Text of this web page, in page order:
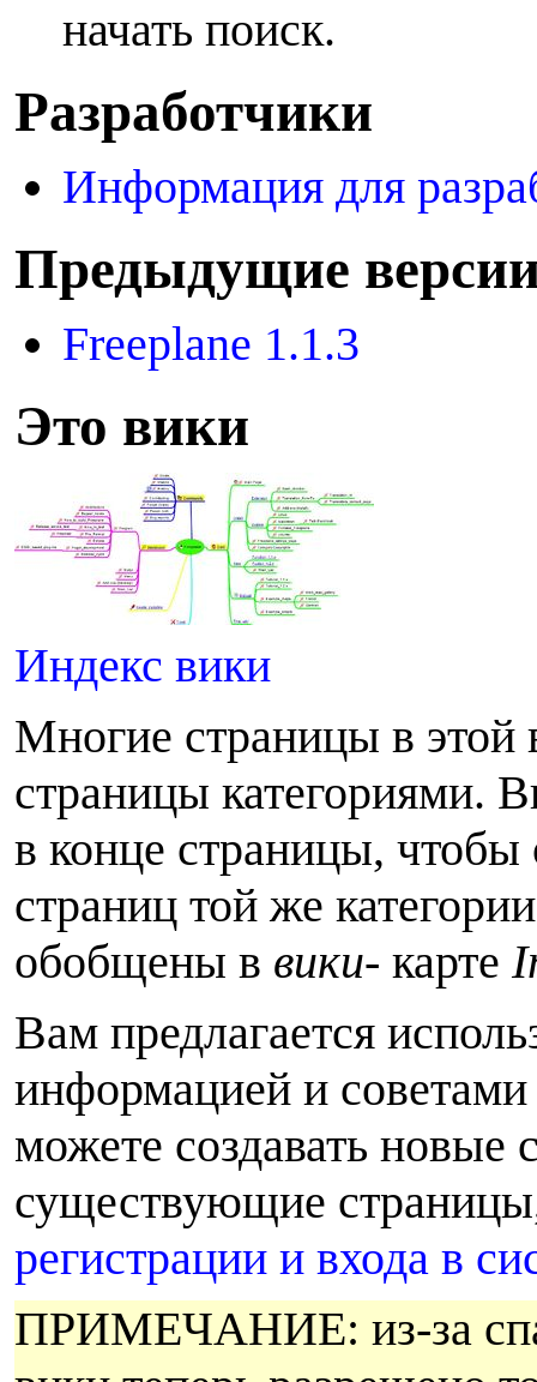
начать поиск.
Разработчики
Информация для
Предыдущие
Freeplane 1.1.3
Это вики
Индекс вики
Многие страницы в этой
страницы категориями.
в конце страницы, чтобы
страниц той же
обобщены в вики- карте
Вам предлагается
информацией и
можете создавать новые
существующие
регистрации и входа в
ПРИМЕЧАНИЕ: из-за